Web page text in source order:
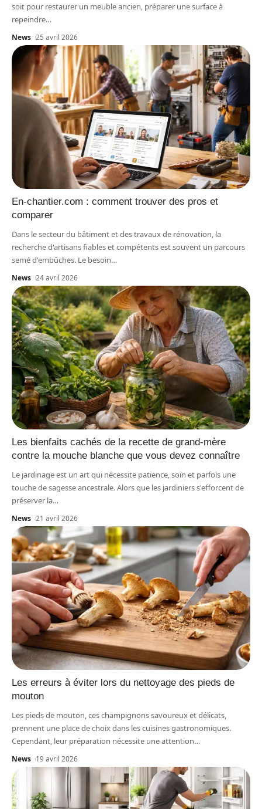
soit pour restaurer un meuble ancien, préparer une surface à
repeindre…
News 25 avril 2026
En-chantier.com : comment trouver des pros et
comparer
Dans le secteur du bâtiment et des travaux de rénovation, la
recherche d'artisans fiables et compétents est souvent un parcours
semé d'embûches. Le besoin…
News 24 avril 2026
Les bienfaits cachés de la recette de grand-mère
contre la mouche blanche que vous devez connaître
Le jardinage est un art qui nécessite patience, soin et parfois une
touche de sagesse ancestrale. Alors que les jardiniers s'efforcent de
préserver la…
News 21 avril 2026
Les erreurs à éviter lors du nettoyage des pieds de
mouton
Les pieds de mouton, ces champignons savoureux et délicats,
prennent une place de choix dans les cuisines gastronomiques.
Cependant, leur préparation nécessite une attention…
News 19 avril 2026